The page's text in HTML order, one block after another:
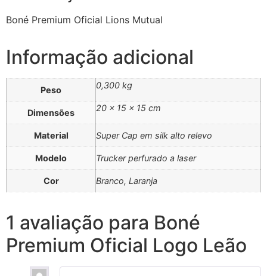
Boné Premium Oficial Lions Mutual
Informação adicional
Peso 0,300 kg
Dimensões 20 × 15 × 15 cm
Material Super Cap em silk alto relevo
Modelo Trucker perfurado a laser
Cor Branco, Laranja
1 avaliação para Boné
Premium Oficial Logo Leão